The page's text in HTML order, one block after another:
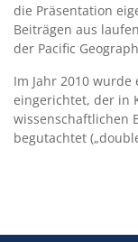
die Präsentation
Beiträgen aus
der Pacific
Im Jahr 2010
eingerichtet, der in
wissenschaftlichen
begutachtet